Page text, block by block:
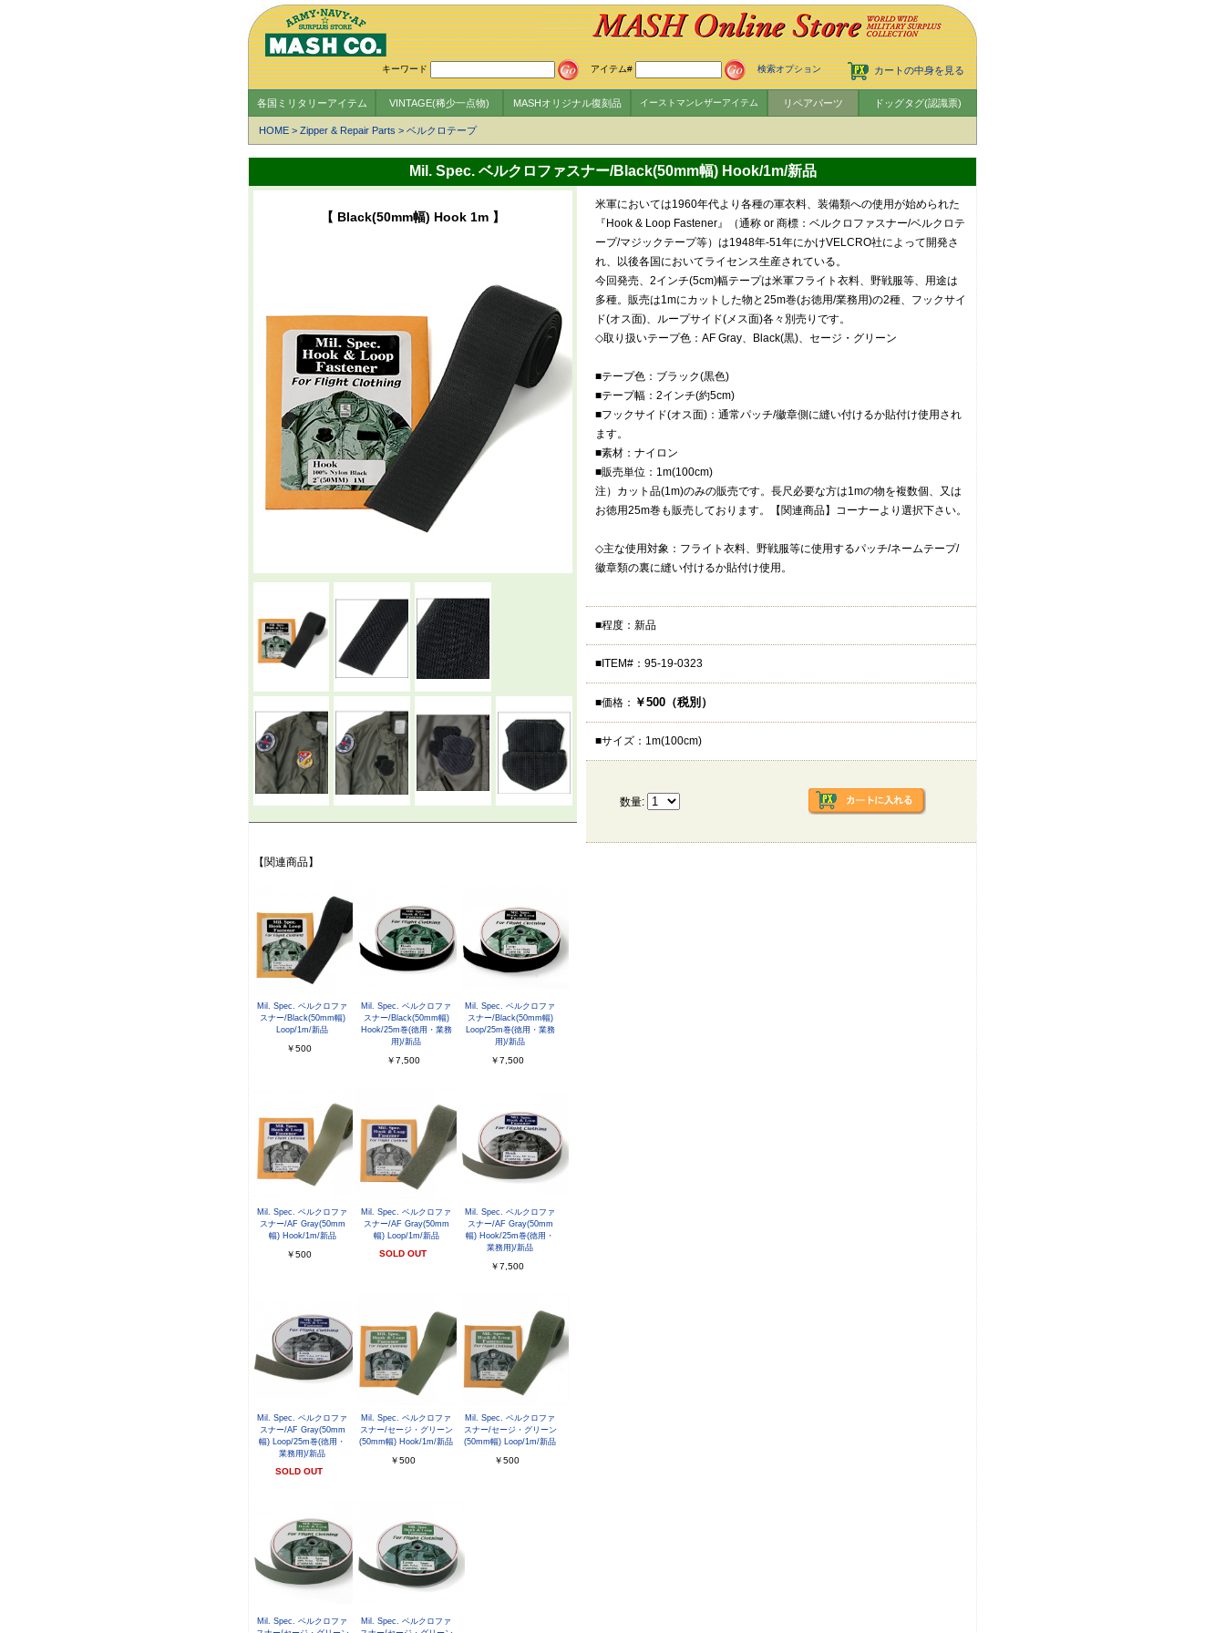
カートの中身を見る
キーワード アイテム# 検索オプション
各国ミリタリーアイテム VINTAGE(稀少一点物) MASHオリジナル復刻品 イーストマンレザーアイテム リペアパーツ ドッグタグ(認識票)
HOME > Zipper & Repair Parts > ベルクロテープ
Mil. Spec. ベルクロファスナー/Black(50mm幅) Hook/1m/新品
【 Black(50mm幅) Hook 1m 】
【関連商品】
Mil. Spec. ベルクロファ
スナー/Black(50mm幅)
Loop/1m/新品
￥500
Mil. Spec. ベルクロファ
スナー/Black(50mm幅)
Hook/25m巻(徳用・業務
用)/新品
￥7,500
Mil. Spec. ベルクロファ
スナー/Black(50mm幅)
Loop/25m巻(徳用・業務
用)/新品
￥7,500
Mil. Spec. ベルクロファ
スナー/AF Gray(50mm
幅) Hook/1m/新品
￥500
Mil. Spec. ベルクロファ
スナー/AF Gray(50mm
幅) Loop/1m/新品
SOLD OUT
Mil. Spec. ベルクロファ
スナー/AF Gray(50mm
幅) Hook/25m巻(徳用・
業務用)/新品
￥7,500
Mil. Spec. ベルクロファ
スナー/AF Gray(50mm
幅) Loop/25m巻(徳用・
業務用)/新品
SOLD OUT
Mil. Spec. ベルクロファ
スナー/セージ・グリーン
(50mm幅) Hook/1m/新品
￥500
Mil. Spec. ベルクロファ
スナー/セージ・グリーン
(50mm幅) Loop/1m/新品
￥500
Mil. Spec. ベルクロファ
Mil. Spec. ベルクロファ
米軍においては1960年代より各種の軍衣料、装備類への使用が始められた
『Hook & Loop Fastener』（通称 or 商標：ベルクロファスナー/ベルクロテ
ープ/マジックテープ等）は1948年-51年にかけVELCRO社によって開発さ
れ、以後各国においてライセンス生産されている。
今回発売、2インチ(5cm)幅テープは米軍フライト衣料、野戦服等、用途は
多種。販売は1mにカットした物と25m巻(お徳用/業務用)の2種、フックサイ
ド(オス面)、ループサイド(メス面)各々別売りです。
◇取り扱いテープ色：AF Gray、Black(黒)、セージ・グリーン
■テープ色：ブラック(黒色)
■テープ幅：2インチ(約5cm)
■フックサイド(オス面)：通常パッチ/徽章側に縫い付けるか貼付け使用され
ます。
■素材：ナイロン
■販売単位：1m(100cm)
注）カット品(1m)のみの販売です。長尺必要な方は1mの物を複数個、又は
お徳用25m巻も販売しております。【関連商品】コーナーより選択下さい。
◇主な使用対象：フライト衣料、野戦服等に使用するパッチ/ネームテープ/
徽章類の裏に縫い付けるか貼付け使用。
■程度：新品
■ITEM#：95-19-0323
■価格： ￥500（税別）
■サイズ：1m(100cm)
数量: